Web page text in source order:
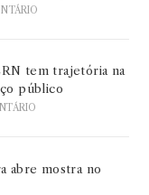
tem trajetória na
público
abre mostra no